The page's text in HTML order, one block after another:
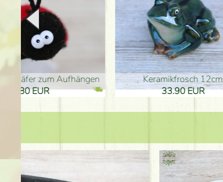
Keramikfrosch 12cm
33.90 EUR